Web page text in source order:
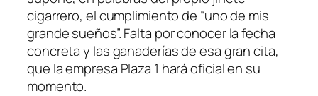
cigarrero, el cumplimiento de “uno de mis
grande sueños”. Falta por conocer la fecha
concreta y las ganaderías de esa gran cita,
que la empresa Plaza 1 hará oficial en su
momento.